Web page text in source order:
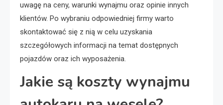
uwagę na ceny, warunki wynajmu oraz opinie innych
klientów. Po wybraniu odpowiedniej firmy warto
skontaktować się z nią w celu uzyskania
szczegółowych informacji na temat dostępnych
pojazdów oraz ich wyposażenia.
Jakie są koszty wynajmu